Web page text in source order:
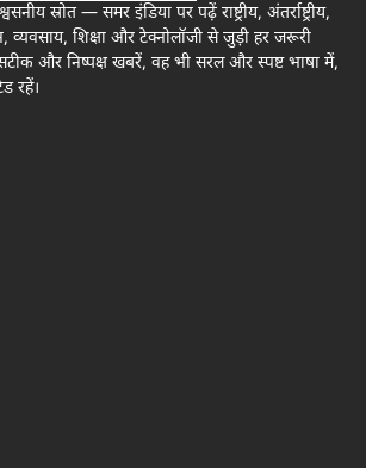
स्रोत — समर इंडिया पर पढ़ें राष्ट्रीय, अंतर्राष्ट्रीय,
व्यवसाय, शिक्षा और टेक्नोलॉजी से जुड़ी हर जरूरी
और निष्पक्ष खबरें, वह भी सरल और स्पष्ट भाषा में,
रहें।